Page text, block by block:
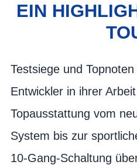
EIN
Testsiege und
Entwickler in ihrer
Topausstattung vom
System bis zur
10-Gang-Schaltung